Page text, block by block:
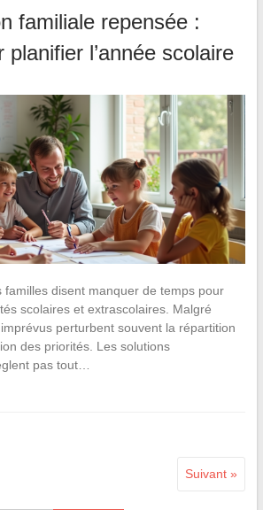
familiale repensée :
planifier l’année scolaire
familles disent manquer de temps pour
scolaires et extrascolaires. Malgré
perturbent souvent la répartition
des priorités. Les solutions
pas tout…
Suivant »